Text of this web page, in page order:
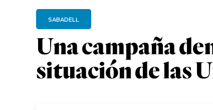
Una campaña
situación de las
SABADELL